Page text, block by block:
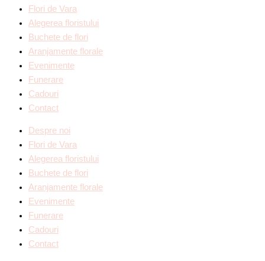
Flori de Vara
Alegerea floristului
Buchete de flori
Aranjamente florale
Evenimente
Funerare
Cadouri
Contact
Despre noi
Flori de Vara
Alegerea floristului
Buchete de flori
Aranjamente florale
Evenimente
Funerare
Cadouri
Contact